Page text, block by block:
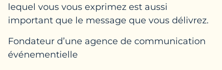
lequel vous vous exprimez est aussi
important que le message que vous délivrez.
Fondateur d’une agence de communication
événementielle